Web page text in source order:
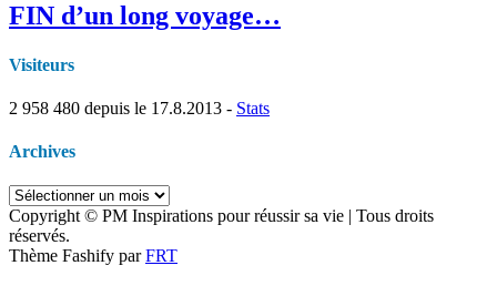
FIN d’un long voyage…
Visiteurs
2 958 480 depuis le 17.8.2013 - Stats
Archives
Archives
Copyright © PM Inspirations pour réussir sa vie | Tous droits
réservés.
Thème Fashify parFRT